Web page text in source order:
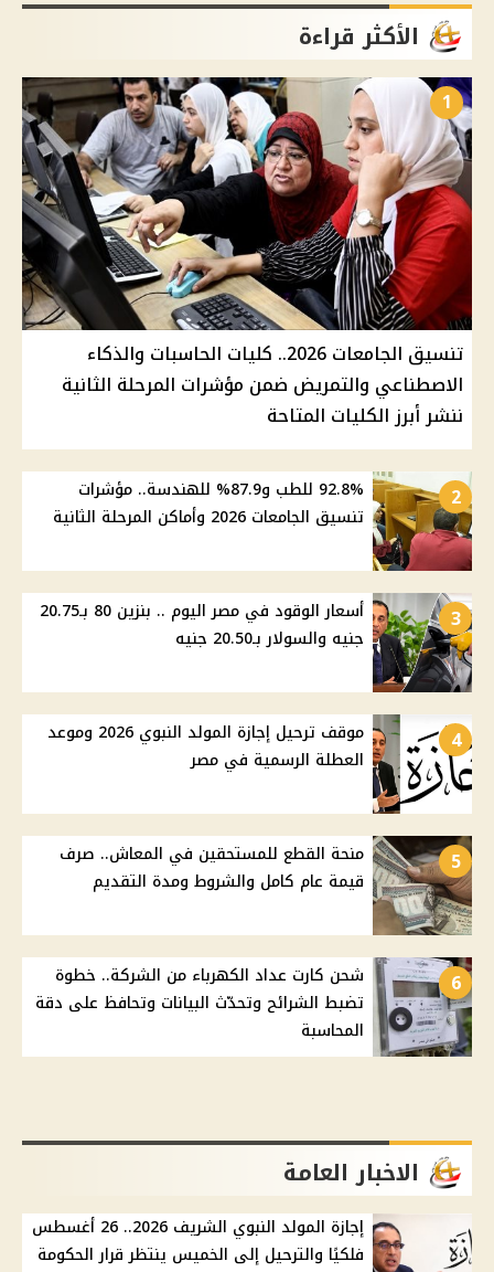
الأكثر قراءة
1
تنسيق الجامعات 2026.. كليات الحاسبات والذكاء
الاصطناعي والتمريض ضمن مؤشرات المرحلة الثانية
ننشر أبرز الكليات المتاحة
2
92.8% للطب و87.9% للهندسة.. مؤشرات
تنسيق الجامعات 2026 وأماكن المرحلة الثانية
3
أسعار الوقود في مصر اليوم .. بنزين 80 بـ20.75
جنيه والسولار بـ20.50 جنيه
4
موقف ترحيل إجازة المولد النبوي 2026 وموعد
العطلة الرسمية في مصر
5
منحة القطع للمستحقين في المعاش.. صرف
قيمة عام كامل والشروط ومدة التقديم
6
شحن كارت عداد الكهرباء من الشركة.. خطوة
تضبط الشرائح وتحدّث البيانات وتحافظ على دقة
المحاسبة
الاخبار العامة
إجازة المولد النبوي الشريف 2026.. 26 أغسطس
فلكيًا والترحيل إلى الخميس ينتظر قرار الحكومة